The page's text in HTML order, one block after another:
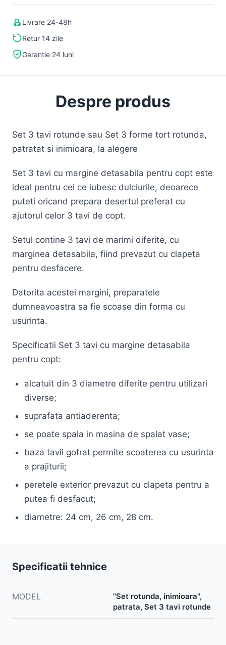
Livrare 24-48h
Retur 14 zile
Garantie 24 luni
Despre produs
Set 3 tavi rotunde sau Set 3 forme tort rotunda,
patratat si inimioara, la alegere
Set 3 tavi cu margine detasabila pentru copt este
ideal pentru cei ce iubesc dulciurile, deoarece
puteti oricand prepara desertul preferat cu
ajutorul celor 3 tavi de copt.
Setul contine 3 tavi de marimi diferite, cu
marginea detasabila, fiind prevazut cu clapeta
pentru desfacere.
Datorita acestei margini, preparatele
dumneavoastra sa fie scoase din forma cu
usurinta.
Specificatii Set 3 tavi cu margine detasabila
pentru copt:
alcatuit din 3 diametre diferite pentru utilizari
diverse;
suprafata antiaderenta;
se poate spala in masina de spalat vase;
baza tavii gofrat permite scoaterea cu usurinta
a prajiturii;
peretele exterior prevazut cu clapeta pentru a
putea fi desfacut;
diametre: 24 cm, 26 cm, 28 cm.
Specificatii tehnice
MODEL
"Set rotunda, inimioara",
patrata, Set 3 tavi rotunde